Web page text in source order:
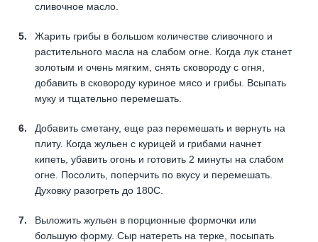
сливочное масло.
Жарить грибы в большом количестве сливочного и
растительного масла на слабом огне. Когда лук станет
золотым и очень мягким, снять сковороду с огня,
добавить в сковороду куриное мясо и грибы. Всыпать
муку и тщательно перемешать.
Добавить сметану, еще раз перемешать и вернуть на
плиту. Когда жульен с курицей и грибами начнет
кипеть, убавить огонь и готовить 2 минуты на слабом
огне. Посолить, поперчить по вкусу и перемешать.
Духовку разогреть до 180С.
Выложить жульен в порционные формочки или
большую форму. Сыр натереть на терке, посыпать